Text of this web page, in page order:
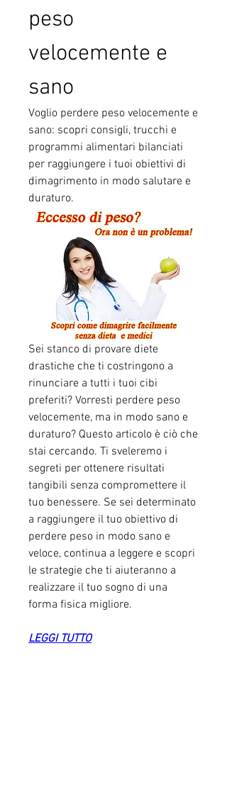
peso
velocemente e
sano
Voglio perdere peso velocemente e
sano: scopri consigli, trucchi e
programmi alimentari bilanciati
per raggiungere i tuoi obiettivi di
dimagrimento in modo salutare e
duraturo.
Sei stanco di provare diete
drastiche che ti costringono a
rinunciare a tutti i tuoi cibi
preferiti? Vorresti perdere peso
velocemente, ma in modo sano e
duraturo? Questo articolo è ciò che
stai cercando. Ti sveleremo i
segreti per ottenere risultati
tangibili senza compromettere il
tuo benessere. Se sei determinato
a raggiungere il tuo obiettivo di
perdere peso in modo sano e
veloce, continua a leggere e scopri
le strategie che ti aiuteranno a
realizzare il tuo sogno di una
forma fisica migliore.
LEGGI TUTTO